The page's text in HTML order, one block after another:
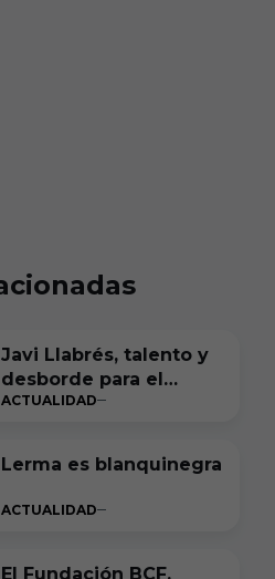
Javi Llabrés, talento y
desborde para el
ataque del Burgos CF
ACTUALIDAD
Lerma es blanquinegra
ACTUALIDAD
El Fundación BCF,